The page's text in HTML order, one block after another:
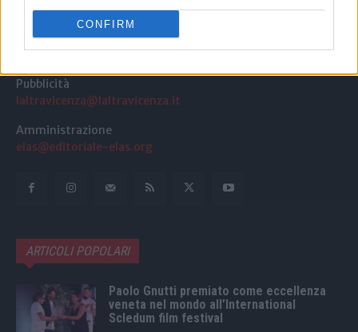
CONFIRM
Redazione
redazione@laltravicenza.it
Pubblicità
laltravicenza@laltravicenza.it
Amministrazione
elas@editoriale-elas.org
ARTICOLI POPOLARI
Paolo Gnutti premiato come eccellenza
veneta nel mondo all’International
Scledum film festival